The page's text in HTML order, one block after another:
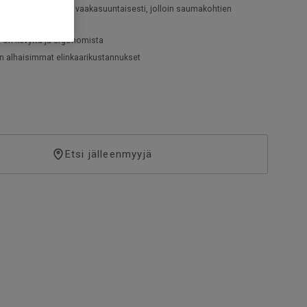
märkätilojen asennustyöt.
joko pysty- tai vaakasuuntaisesti, jolloin saumakohtien
kevyttä ja ergonomista
alhaisimmat elinkaarikustannukset
Etsi jälleenmyyjä